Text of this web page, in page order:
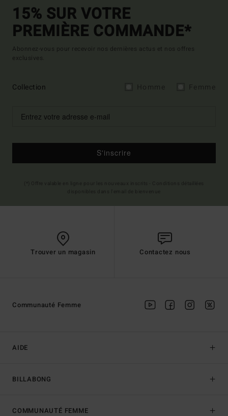
15% SUR VOTRE
PREMIÈRE COMMANDE*
Abonnez-vous pour recevoir nos dernières actus et nos offres
exclusives.
Collection
S'inscrire
Trouver un magasin Contactez nous
AIDE
BILLABONG
Communauté Femme
COMMUNAUTÉ FEMME